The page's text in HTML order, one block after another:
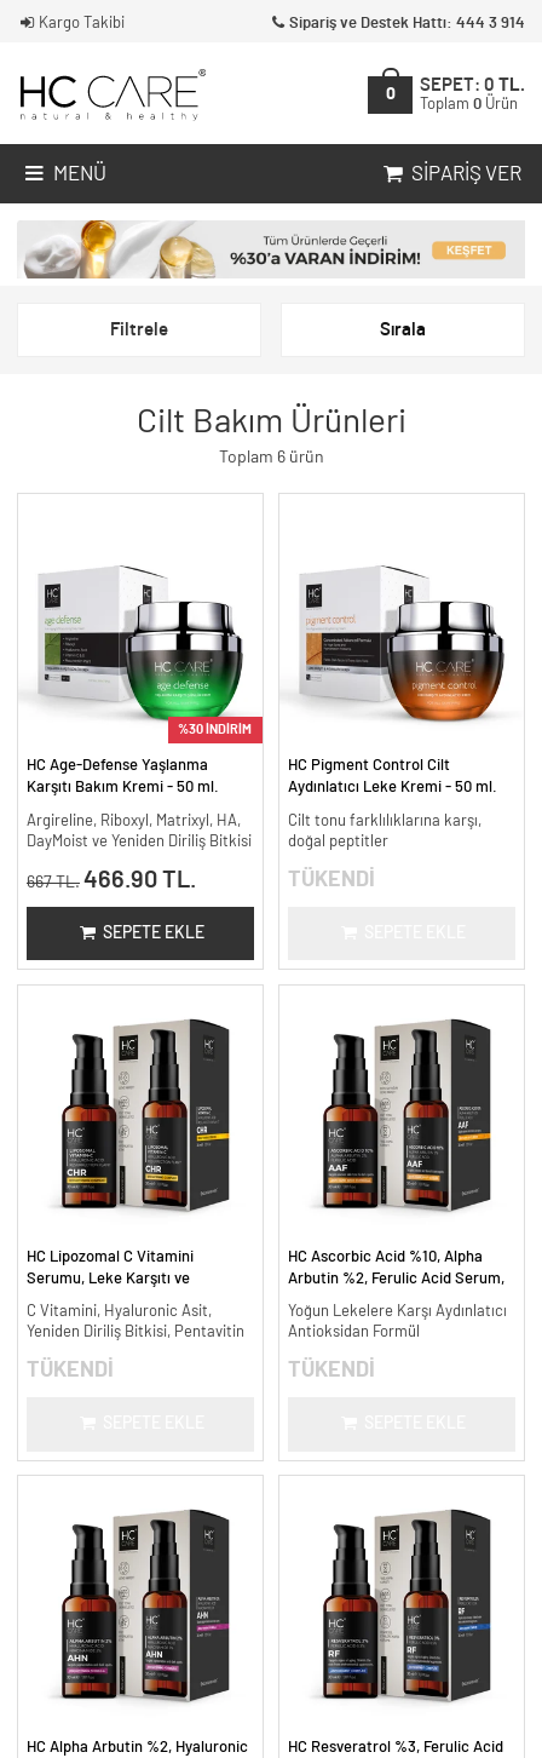
Kargo Takibi Sipariş ve Destek Hattı: 444 3 914
0
SEPET: 0 TL.
Toplam 0 Ürün
MENÜ SIPARIŞ VER
Filtrele Sırala
Cilt Bakım Ürünleri
Toplam 6 ürün
%30 İNDİRİM
HC Age-Defense Yaşlanma
Karşıtı Bakım Kremi - 50 ml.
Argireline, Riboxyl, Matrixyl, HA,
DayMoist ve Yeniden Diriliş Bitkisi
667 TL. 466.90 TL.
SEPETE EKLE
HC Pigment Control Cilt
Aydınlatıcı Leke Kremi - 50 ml.
Cilt tonu farklılıklarına karşı,
doğal peptitler
TÜKENDİ
HC Lipozomal C Vitamini
Serumu, Leke Karşıtı ve
C Vitamini, Hyaluronic Asit,
Yeniden Diriliş Bitkisi, Pentavitin
TÜKENDİ
HC Ascorbic Acid %10, Alpha
Arbutin %2, Ferulic Acid Serum,
ml.
Yoğun Lekelere Karşı Aydınlatıcı
Antioksidan Formül
TÜKENDİ
HC Alpha Arbutin %2, Hyaluronic
HC Resveratrol %3, Ferulic Acid